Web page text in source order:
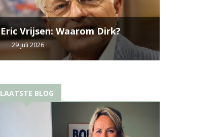
Eric Vrijsen: Waarom Dirk?
29 juli 2026
LAATSTE BLOG